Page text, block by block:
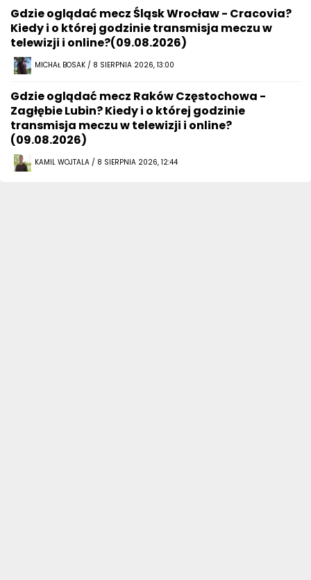
Gdzie oglądać mecz Śląsk Wrocław - Cracovia?
Kiedy i o której godzinie transmisja meczu w
telewizji i online?(09.08.2026)
MICHAŁ BOSAK / 8 SIERPNIA 2026, 13:00
Gdzie oglądać mecz Raków Częstochowa -
Zagłębie Lubin? Kiedy i o której godzinie
transmisja meczu w telewizji i online?
(09.08.2026)
KAMIL WOJTALA / 8 SIERPNIA 2026, 12:44